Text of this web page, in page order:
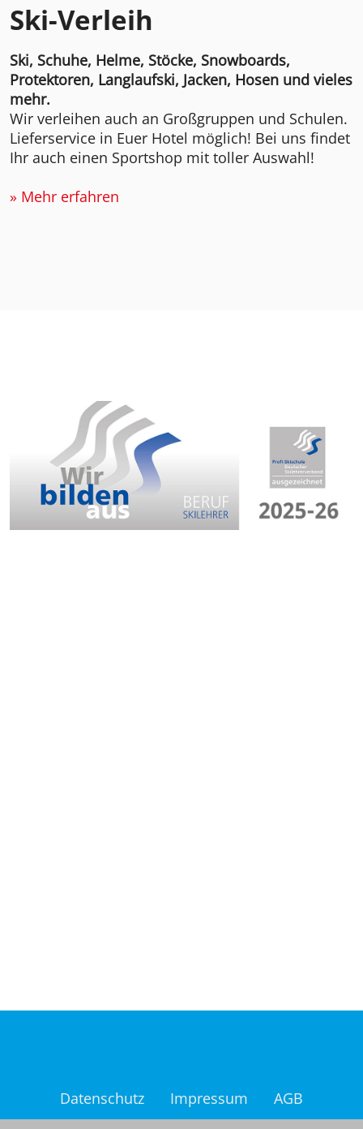
Ski-Verleih
Ski, Schuhe, Helme, Stöcke, Snowboards,
Protektoren, Langlaufski, Jacken, Hosen und vieles
mehr.
Wir verleihen auch an Großgruppen und Schulen.
Lieferservice in Euer Hotel möglich! Bei uns findet
Ihr auch einen Sportshop mit toller Auswahl!
» Mehr erfahren
Datenschutz Impressum
AGB